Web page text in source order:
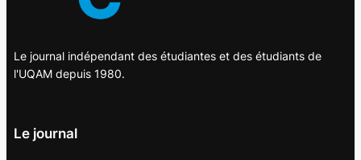
Le journal indépendant des étudiantes et des étudiants de
l'UQAM depuis 1980.
Le journal